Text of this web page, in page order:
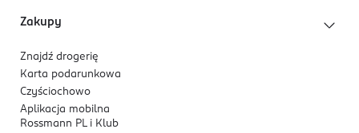
Zakupy
Znajdź drogerię
Karta podarunkowa
Czyściochowo
Aplikacja mobilna
Rossmann PL i Klub